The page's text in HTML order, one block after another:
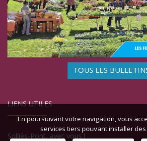
TOUS LES
LIENS UTILES
Solliès-Pont, avec vous !
En poursuivant votre navigation, vous
services tiers pouvant installer